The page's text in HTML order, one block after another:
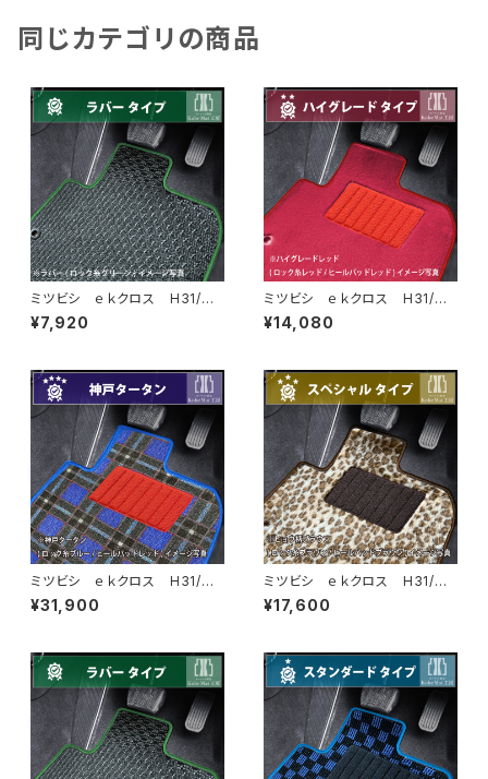
同じカテゴリの商品
ミツビシ ｅｋクロス H31/
3〜 B30系 フロアマット一
式 カーマット 防水 ラバー
¥7,920
ミツビシ ｅｋクロス H31/
3〜 B30系 フロアマット一
式 カーマット ハイグレードタ
¥14,080
ミツビシ ｅｋクロス H31/
3〜 B30系 フロアマット一
式 カーマット 神戸タータ
¥31,900
ミツビシ ｅｋクロス H31/
3〜 B30系 フロアマット一
式 カーマット スペシャルタイ
¥17,600